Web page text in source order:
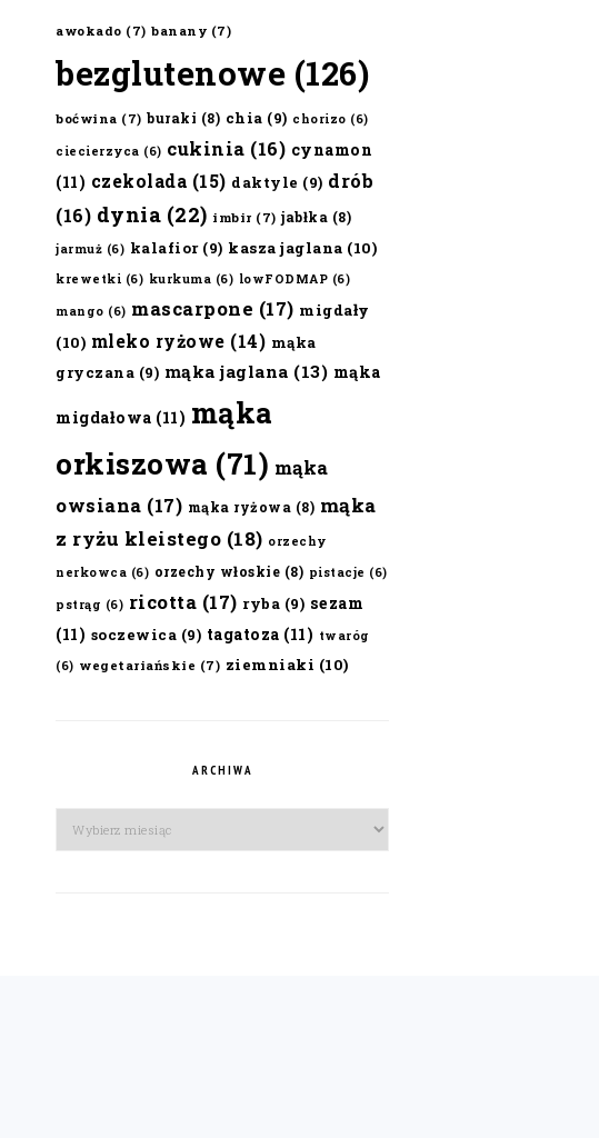
awokado (7) banany (7)
bezglutenowe (126)
boćwina (7) buraki (8) chia (9) chorizo (6)
ciecierzyca (6) cukinia (16) cynamon
(11) czekolada (15) daktyle (9) drób
(16) dynia (22) imbir (7) jabłka (8)
jarmuż (6) kalafior(9) kasza jaglana (10)
krewetki (6) kurkuma (6) lowFODMAP (6)
mango (6) mascarpone (17) migdały
(10) mleko ryżowe (14) mąka
gryczana (9) mąka jaglana (13) mąka
migdałowa (11) mąka
orkiszowa (71) mąka
owsiana (17) mąka ryżowa (8) mąka
z ryżu kleistego (18) orzechy
nerkowca (6) orzechy włoskie (8) pistacje (6)
pstrąg (6) ricotta (17) ryba (9) sezam
(11) soczewica (9) tagatoza (11) twaróg
(6) wegetariańskie (7) ziemniaki (10)
ARCHIWA
Archiwa